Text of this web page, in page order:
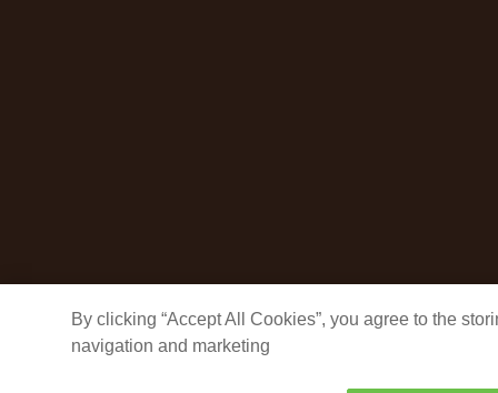
By clicking “Accept All Cookies”, you agree to the
navigation and marketing